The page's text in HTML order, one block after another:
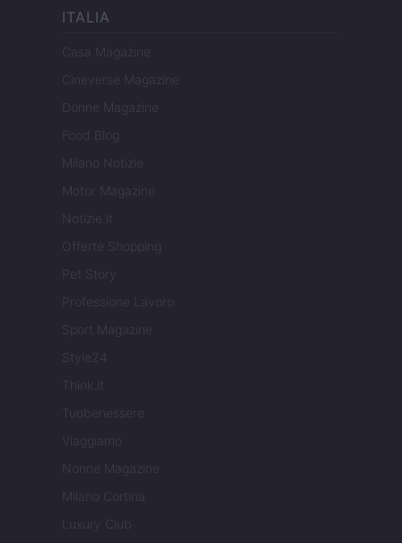
ITALIA
Casa Magazine
Cineverse Magazine
Donne Magazine
Food Blog
Milano Notizie
Motor Magazine
Notizie.it
Offerte Shopping
Pet Story
Professione Lavoro
Sport Magazine
Style24
Think.it
Tuobenessere
Viaggiamo
Nonne Magazine
Milano Cortina
Luxury Club